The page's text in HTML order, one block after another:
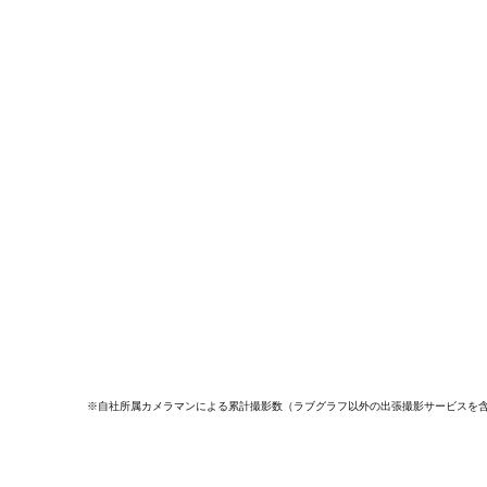
※自社所属カメラマンによる累計撮影数（ラブグラフ以外の出張撮影サービスを